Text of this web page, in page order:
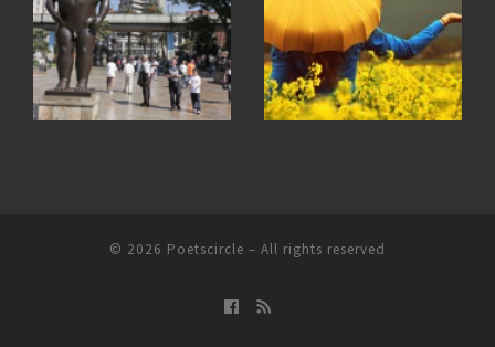
© 2026 Poetscircle – All rights reserved